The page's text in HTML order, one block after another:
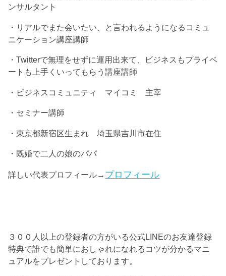
ンサルタント
・リアルでまた会いたい、と言われるようになるコミュ
ニケーション講座講師
・Twitterで無理をせずに運用出来て、ビジネスもプライベ
ートも上手くいってもらう講座講師
・ビジネスコミュニティ マイコミ 主宰
・セミナー講師
・東京都新宿区生まれ 埼玉県吉川市在住
・既婚で二人の娘のパパ
詳しい代表プロフィール→ プロフィール
３００人以上の登録者の方がいる公式LINEのお友達登録
特典で誰でも簡単におしゃれになれるコツが分かるマニ
ュアルをプレゼントしております。